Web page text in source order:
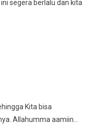
segera berlalu dan kita
Kita bisa
Allahumma aamiin…